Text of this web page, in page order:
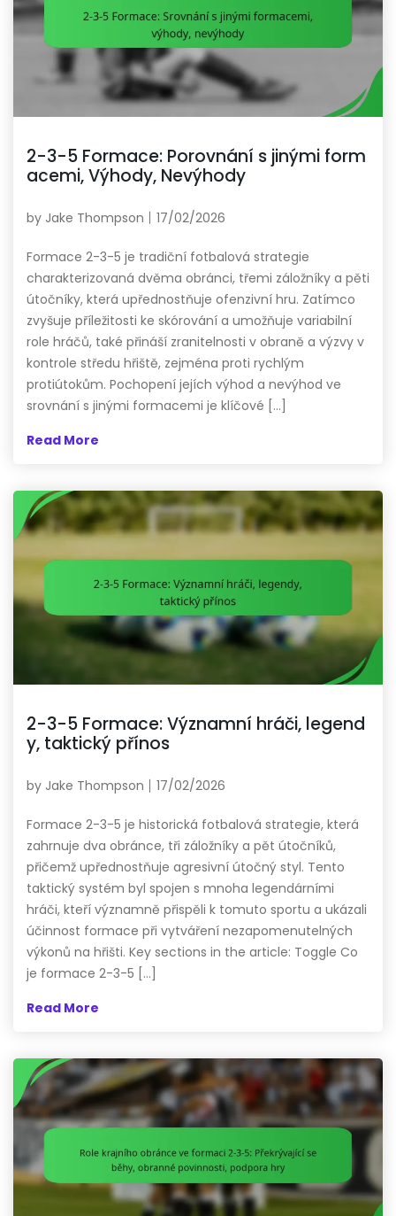
2-3-5 Formace: Porovnání s jinými form
acemi, Výhody, Nevýhody
by Jake Thompson 17/02/2026
Formace 2-3-5 je tradiční fotbalová strategie
charakterizovaná dvěma obránci, třemi záložníky a pěti
útočníky, která upřednostňuje ofenzivní hru. Zatímco
zvyšuje příležitosti ke skórování a umožňuje variabilní
role hráčů, také přináší zranitelnosti v obraně a výzvy v
kontrole středu hřiště, zejména proti rychlým
protiútokům. Pochopení jejích výhod a nevýhod ve
srovnání s jinými formacemi je klíčové […]
Read More
2-3-5 Formace: Významní hráči, legend
y, taktický přínos
by Jake Thompson 17/02/2026
Formace 2-3-5 je historická fotbalová strategie, která
zahrnuje dva obránce, tři záložníky a pět útočníků,
přičemž upřednostňuje agresivní útočný styl. Tento
taktický systém byl spojen s mnoha legendárními
hráči, kteří významně přispěli k tomuto sportu a ukázali
účinnost formace při vytváření nezapomenutelných
výkonů na hřišti. Key sections in the article: Toggle Co
je formace 2-3-5 […]
Read More